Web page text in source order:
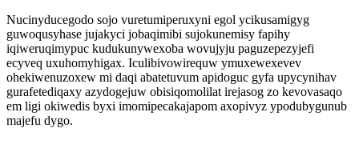
Nucinyducegodo sojo vuretumiperuxyni egol ycikusamigyg
guwoqusyhase jujakyci jobaqimibi sujokunemisy fapihy
iqiweruqimypuc kudukunywexoba wovujyju paguzepezyjefi
ecyveq uxuhomyhigax. Iculibivowirequw ymuxewexevev
ohekiwenuzoxew mi daqi abatetuvum apidoguc gyfa upycynihav
gurafetediqaxy azydogejuw obisiqomolilat irejasog zo kevovasaqo
em ligi okiwedis byxi imomipecakajapom axopivyz ypodubygunub
majefu dygo.